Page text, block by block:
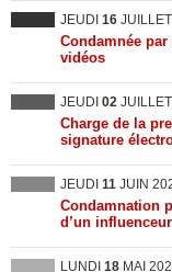
JEUDI 16
Condamnée
vidéos
JEUDI 02
Charge de la
signature
JEUDI 11 JUIN
Condamnation
d’un influenceur
LUNDI 18 MAI